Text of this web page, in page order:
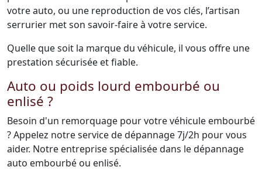
votre auto, ou une reproduction de vos clés, l’artisan
serrurier met son savoir-faire à votre service.
Quelle que soit la marque du véhicule, il vous offre une
prestation sécurisée et fiable.
Auto ou poids lourd embourbé ou
enlisé ?
Besoin d'un remorquage pour votre véhicule embourbé
? Appelez notre service de dépannage 7j/2h pour vous
aider. Notre entreprise spécialisée dans le dépannage
auto embourbé ou enlisé.